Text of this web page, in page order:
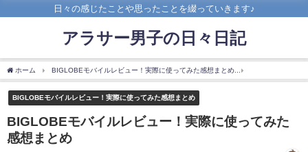
日々の感じたことや思ったことを綴っていきます♪
アラサー男子の日々日記
ホーム BIGLOBEモバイルレビュー！実際に使ってみた感想まとめ
BIGLOBEモバイルレビュー！実際に使ってみた感想まとめ
BIGLOBEモバイルレビュー！実際に使ってみた
感想まとめ